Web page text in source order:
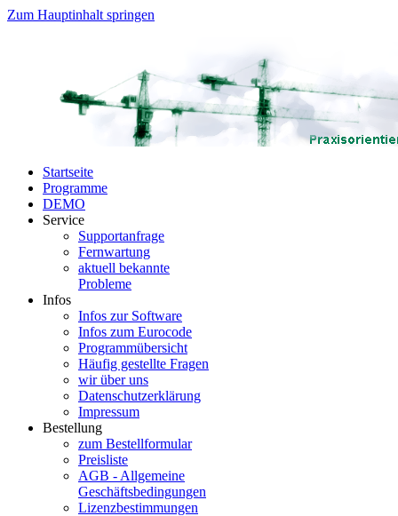
Zum Hauptinhalt springen
Startseite
Programme
DEMO
Service
Supportanfrage
Fernwartung
aktuell bekannte
Probleme
Infos
Infos zur Software
Infos zum Eurocode
Programmübersicht
Häufig gestellte Fragen
wir über uns
Datenschutzerklärung
Impressum
Bestellung
zum Bestellformular
Preisliste
AGB - Allgemeine
Geschäftsbedingungen
Lizenzbestimmungen